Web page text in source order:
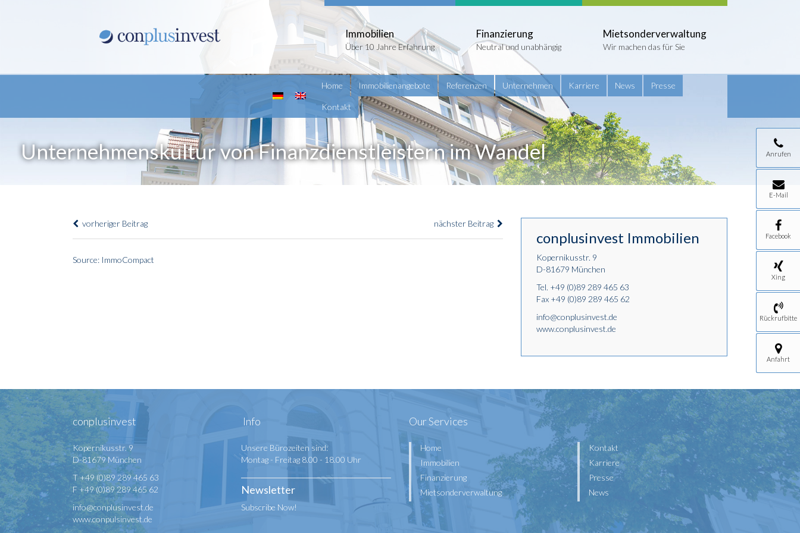
Immobilien
Über 10 Jahre Erfahrung
Finanzierung
Neutral und unabhängig
Mietsonderverwaltung
Wir machen das für Sie
Home Immobilienangebote Referenzen Unternehmen Karriere News Presse
Kontakt
Unternehmenskultur von Finanzdienstleistern im Wandel Anrufen
E-Mail
Facebook
Xing
Rückrufbitte
Anfahrt
vorheriger Beitrag nächster Beitrag
Source: ImmoCompact
conplusinvest Immobilien
Kopernikusstr. 9
D-81679 München
Tel. +49 (0)89 289 465 63
Fax +49 (0)89 289 465 62
info@conplusinvest.de
www.conplusinvest.de
conplusinvest
Kopernikusstr. 9
D-81679 München
T +49 (0)89 289 465 63
F +49 (0)89 289 465 62
info@conplusinvest.de
www.conpulsinvest.de
Info
Unsere Bürozeiten sind:
Montag - Freitag 8.00 - 18.00 Uhr
Newsletter
Subscribe Now!
Our Services
Home
Immobilien
Finanzierung
Mietsonderverwaltung
Kontakt
Karriere
Presse
News